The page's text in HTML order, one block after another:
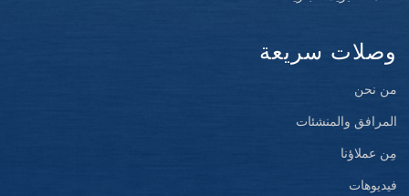
وصلات سريعة
من نحن
المرافق والمنشئات
مِن عملاؤنا
فيديوهات